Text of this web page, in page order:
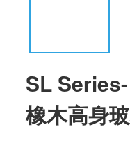
SL
橡木高身